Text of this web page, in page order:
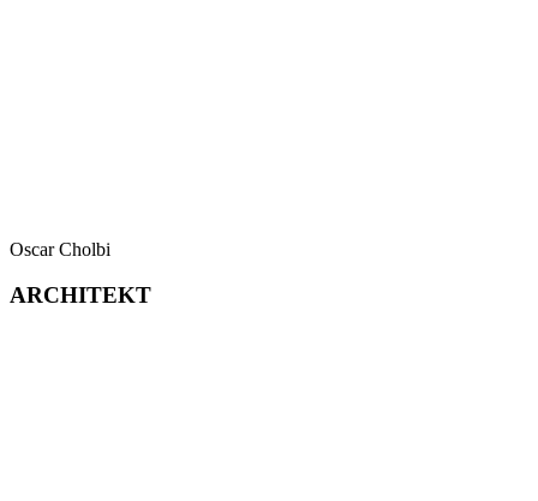
Oscar Cholbi
ARCHITEKT